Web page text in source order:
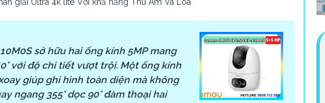
sở hữu hai ống kính 5MP mang
với độ chi tiết vượt trội. Một ống kính
giúp ghi hình toàn diện mà không
ngang 355° dọc 90° đàm thoại hai